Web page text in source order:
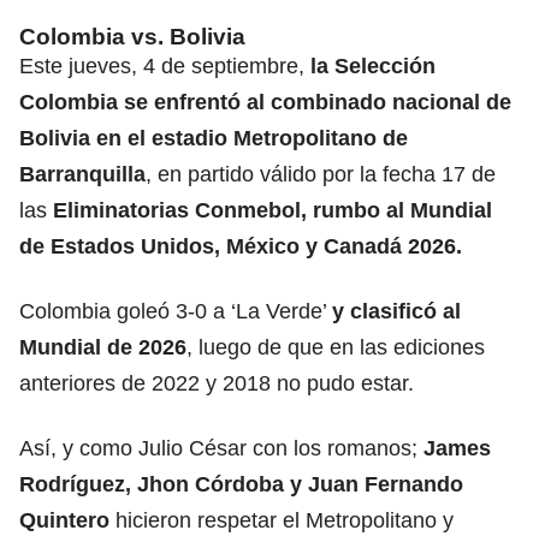
Colombia vs. Bolivia
Este jueves, 4 de septiembre, la Selección
Colombia se enfrentó al combinado nacional de
Bolivia en el estadio Metropolitano de
Barranquilla, en partido válido por la fecha 17 de
las Eliminatorias Conmebol, rumbo al Mundial
de Estados Unidos, México y Canadá 2026.
Colombia goleó 3-0 a ‘La Verde’ y clasificó al
Mundial de 2026, luego de que en las ediciones
anteriores de 2022 y 2018 no pudo estar.
Así, y como Julio César con los romanos; James
Rodríguez, Jhon Córdoba y Juan Fernando
Quintero hicieron respetar el Metropolitano y